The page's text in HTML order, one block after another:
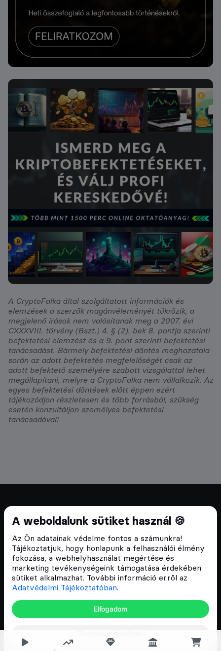
A weboldalunk sütiket használ 🍪
Az Ön adatainak védelme fontos a számunkra!
Tájékoztatjuk, hogy honlapunk a felhasználói élmény
fokozása, a webhelyhasználat megértése és
marketing tevékenységeink támogatása érdekében
sütiket alkalmazhat. További információ erről az
Adatvédelmi Tájékoztatóban.
Elfogadom
A CryptoFalka által szolgáltatott információk és
elemzések a szerzők magánvéleményét tükrözik, a
megjelenő írások nem valósítanak meg a 2007. évi
CXXXVIII. törvény (Bszt.) 4. § (2). bek 8. pontja szerinti
befektetési elemzést és a 9. pont szerinti befektetési
tanácsadást. Bármely befektetési döntés meghozatala
során az adott befektetés megfelelőségét csak az
adott befektető személyére szabott vizsgálattal lehet
megállapítani, melyre a CryptoFalka nem vállalkozik. Az
egyes befektetési döntések előtt éppen ezért
tájékozódjon részletesen és több forrásból, szükség
esetén konzultáljon személyes befektetési
tanácsadóval!
Cryptofalka 2018 óta
Szívünkön viseljük a blokklánc technológia
népszerűsítését Magyarországon, ezért 2018 óta a
Cryptofalka célja, hogy biztosítsa a hazai közösség
és vállalatok digitális oktatását és fejlődését.
Oldalak
Árfolyamok